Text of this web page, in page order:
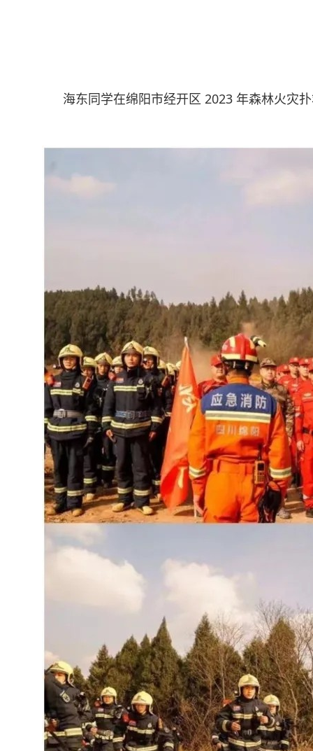
海东同学在绵阳市经开区 2023 年森林火灾